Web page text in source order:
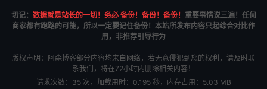
切记： 数据就是站长的一切！务必 备份！备份！备份！ 重要事情说三遍！任何
商家都有跑路的可能，所以一定要记住备份！本站所发布内容只起综合对比作
用，非推荐引导行为
版权声明：阿森博客部分内容均来自网络，若无意侵犯到您的权利，请及时联
系我们，将在72小时内删除相关内容！
请求次数：35 次，加载用时：0.195 秒，内存占用：5.03 MB